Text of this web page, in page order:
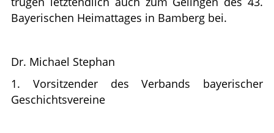
Bayerischen Heimattages in Bamberg bei.
Dr. Michael Stephan
1. Vorsitzender des Verbands bayerischer
Geschichtsvereine